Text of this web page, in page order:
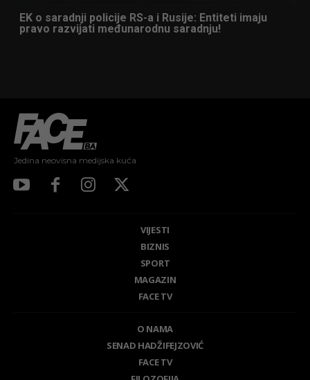
EK o saradnji policije RS-a i Rusije: Entiteti imaju
pravo razvijati međunarodnu saradnju!
Jedina neovisna medijska kuća
VIJESTI
BIZNIS
SPORT
MAGAZIN
FACE TV
O NAMA
SENAD HADŽIFEJZOVIĆ
FACE TV